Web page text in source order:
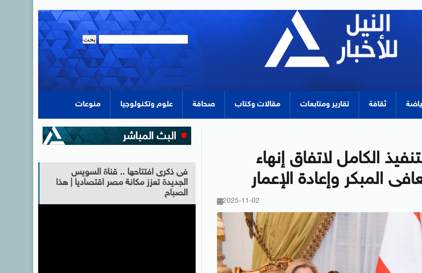
ثقافة تقارير ومتابعات مقالات وكتاب صحافة علوم وتكنولوجيا منوعات
الكامل لاتفاق إنهاء
المبكر وإعادة الإعمار
2025-11-02
فى ذكرى افتتاحها .. قناة السويس
الجديدة تعزز مكانة مصر اقتصاديا | هذا
الصباح